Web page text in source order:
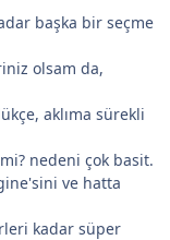
başka bir seçme
olsam da,
aklıma sürekli
nedeni çok basit.
ve hatta
kadar süper